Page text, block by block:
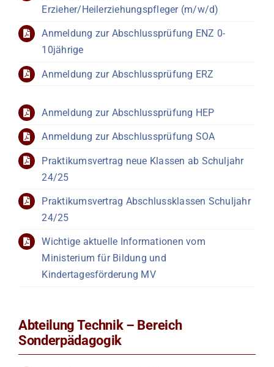
Erzieher/Heilerziehungspfleger (m/w/d)
Anmeldung zur Abschlussprüfung ENZ 0-
10jährige
Anmeldung zur Abschlussprüfung ERZ
Anmeldung zur Abschlussprüfung HEP
Anmeldung zur Abschlussprüfung SOA
Praktikumsvertrag neue Klassen ab Schuljahr
24/25
Praktikumsvertrag Abschlussklassen Schuljahr
24/25
Wichtige aktuelle Informationen vom
Ministerium für Bildung und
Kindertagesförderung MV
Abteilung Technik – Bereich
Sonderpädagogik